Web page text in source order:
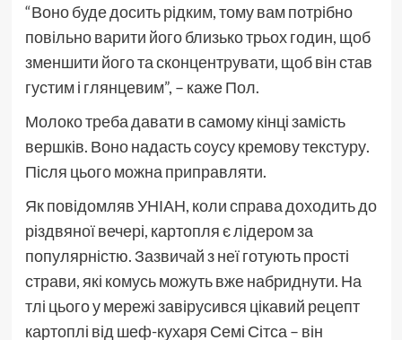
“Воно буде досить рідким, тому вам потрібно
повільно варити його близько трьох годин, щоб
зменшити його та сконцентрувати, щоб він став
густим і глянцевим”, – каже Пол.
Молоко треба давати в самому кінці замість
вершків. Воно надасть соусу кремову текстуру.
Після цього можна приправляти.
Як повідомляв УНІАН, коли справа доходить до
різдвяної вечері, картопля є лідером за
популярністю. Зазвичай з неї готують прості
страви, які комусь можуть вже набриднути. На
тлі цього у мережі завірусився цікавий рецепт
картоплі від шеф-кухаря Семі Сітса – він